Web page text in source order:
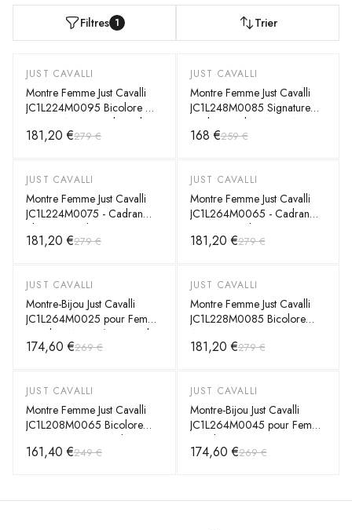
Filtres 1 Trier
-35%
JUST CAVALLI
Montre Femme Just Cavalli
JC1L224M0095 Bicolore Or
Rose et Argent Cadran Bleu
34mm
181,20 €279 €
-35%
JUST CAVALLI
Montre Femme Just Cavalli
JC1L248M0085 Signature
Snake - Cadran Noir, Acier
Noir et Or Rose
168 €259 €
-35%
JUST CAVALLI
Montre Femme Just Cavalli
JC1L224M0075 - Cadran
Bleu & Bracelet Acier
Bicolore
181,20 €279 €
-35%
JUST CAVALLI
Montre Femme Just Cavalli
JC1L264M0065 - Cadran
Vert & Bracelet Acier
Bicolore Argent/Or Rose
181,20 €279 €
-35%
JUST CAVALLI
Montre-Bijou Just Cavalli
JC1L264M0025 pour Femme
- Cadran Argenté & Bracelet
Acier Doré
174,60 €269 €
-35%
JUST CAVALLI
Montre Femme Just Cavalli
JC1L228M0085 Bicolore
Argent et Or Rose 34mm
181,20 €279 €
-35%
JUST CAVALLI
Montre Femme Just Cavalli
JC1L208M0065 Bicolore
Argent/Or Rose Cadran
Nacre
161,40 €249 €
-35%
JUST CAVALLI
Montre-Bijou Just Cavalli
JC1L264M0045 pour Femme
- Cadran Vert et Acier Or
Rose
174,60 €269 €